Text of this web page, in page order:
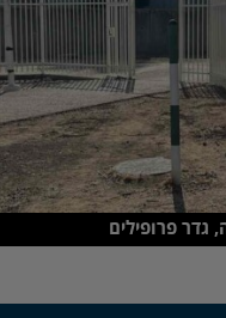
גדר פרופילים